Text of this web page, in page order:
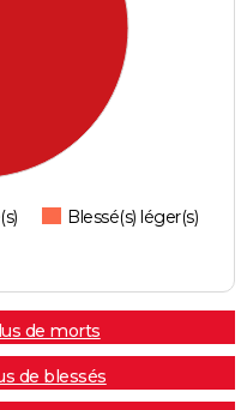
Blessé(s) léger(s)
de morts
de blessés